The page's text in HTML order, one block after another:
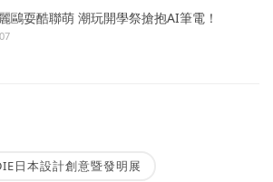
鷗耍酷聯萌 潮玩開學祭搶抱AI筆電！
日本設計創意暨發明展